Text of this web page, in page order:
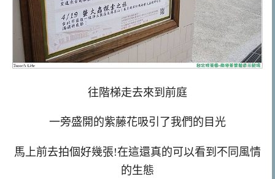
往階梯走去來到前庭
一旁盛開的紫藤花吸引了我們的目光
馬上前去拍個好幾張!在這還真的可以看到不同風情
的生態